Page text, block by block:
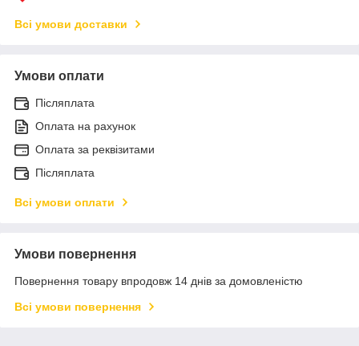
Всі умови доставки
Умови оплати
Післяплата
Оплата на рахунок
Оплата за реквізитами
Післяплата
Всі умови оплати
Умови повернення
Повернення товару впродовж 14 днів за домовленістю
Всі умови повернення